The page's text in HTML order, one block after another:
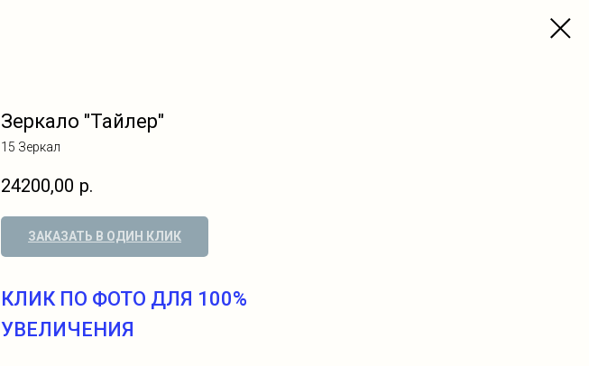
Зеркало "Тайлер"
15 Зеркал
24200,00 р.
ЗАКАЗАТЬ В ОДИН КЛИК
КЛИК ПО ФОТО ДЛЯ 100%
УВЕЛИЧЕНИЯ